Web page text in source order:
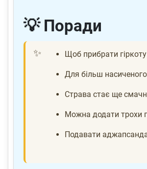
💡 Поради
Щоб прибрати
Для більш
Страва стає ще
Можна додати трохи
Подавати